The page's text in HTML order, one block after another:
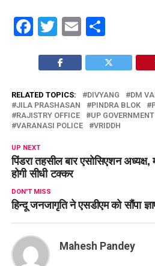
Facebook
Twitter
EmailShare
RELATED TOPICS: DIVYANG
DM
JILA PRASHASAN
PINDRA BLOK
RAJISTRY OFFICE
UP GOVERNMENT
VARANASI POLICE
VRIDDH
UP NEXT
पिंडरा तहसील बार एसोसिएशन अध्यक्ष,
होगी सीधी टक्कर
DON'T MISS
हिन्दू जनजागृति ने एसडीएम को सौंपा
Mahesh Pandey